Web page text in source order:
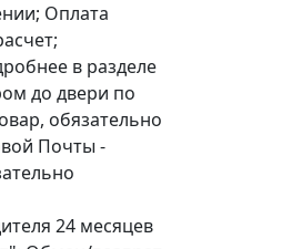
Оплата
в разделе
до двери по
обязательно
Почты -
24 месяцев